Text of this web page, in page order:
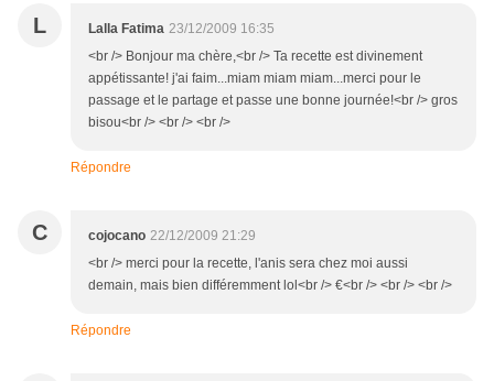
L Lalla Fatima 23/12/2009 16:35
<br /> Bonjour ma chère,<br /> Ta recette est divinement
appétissante! j'ai faim...miam miam miam...merci pour le
passage et le partage et passe une bonne journée!<br /> gros
bisou<br /> <br /> <br />
Répondre
C cojocano 22/12/2009 21:29
<br /> merci pour la recette, l'anis sera chez moi aussi
demain, mais bien différemment lol<br /> €<br /> <br /> <br />
Répondre